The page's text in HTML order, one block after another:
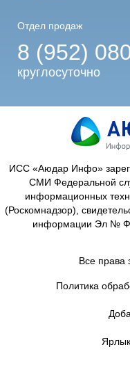
Отдел продаж
8 (952)
круглосуточно
ИСС «Аюдар Инфо»
СМИ Федеральной
информационных
(Роскомнадзор),
информации Эл №
Все
Политика